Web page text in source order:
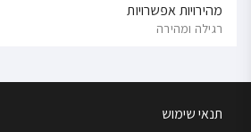
מהירויות אפשרויות
רגילה ומהירה
תנאי שימוש